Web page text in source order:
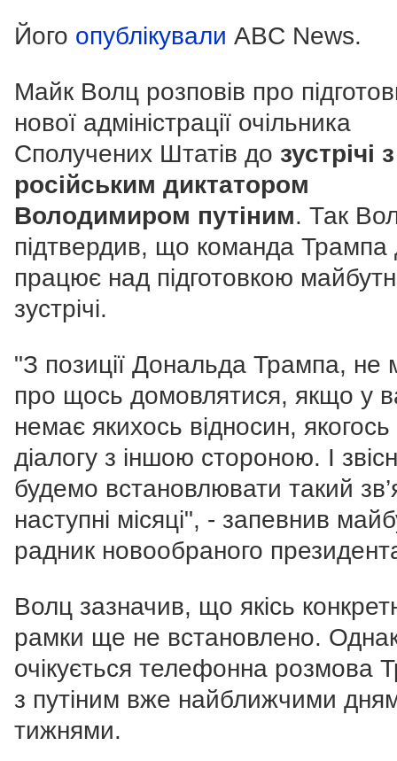
Його опублікували ABC News.
Майк Волц розповів про
нової адміністрації очільника
Сполучених Штатів до зустрічі з
російським диктатором
Володимиром путіним. Так
підтвердив, що команда Трампа
працює над підготовкою
зустрічі.
"З позиції Дональда Трампа, не
про щось домовлятися, якщо у
немає якихось відносин, якогось
діалогу з іншою стороною. І
будемо встановлювати такий
наступні місяці", - запевнив
радник новообраного
Волц зазначив, що якісь
рамки ще не встановлено.
очікується телефонна розмова
з путіним вже найближчими
тижнями.